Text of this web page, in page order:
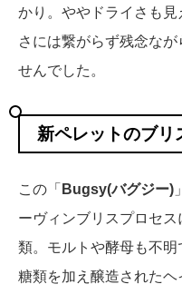
かり。ややドライさも
さには繋がらず残念な
せんでした。
新ペレットのブリ
この「 Bugsy(バグジー)
ーヴィンブリスプロセ
類。モルトや酵母も不明
糖類を加え醸造された